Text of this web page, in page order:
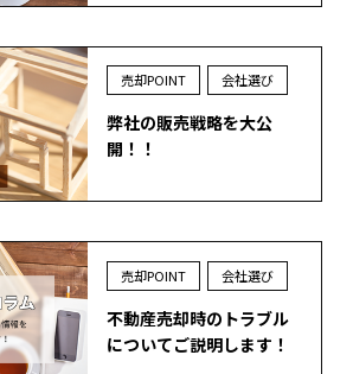
売却POINT 会社選び
弊社の販売戦略を大公
開！！
売却POINT 会社選び
不動産売却時のトラブル
についてご説明します！